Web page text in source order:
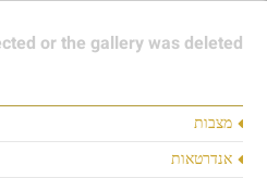
מצבות
אנדרטאות
or the gallery was deleted.